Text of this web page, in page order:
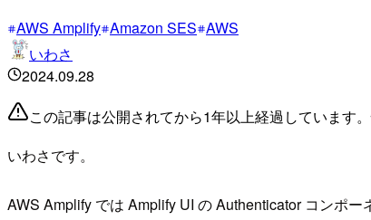
AWS Amplify Amazon SES AWS
いわさ
2024.09.28
この記事は公開されてから1年以上経過しています
いわさです。
AWS Amplify では Amplify UI の Authenticator コンポ